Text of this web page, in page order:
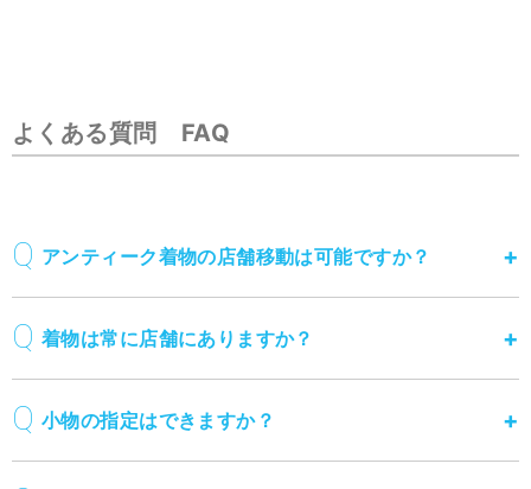
よくある質問 FAQ
アンティーク着物の店舗移動は可能ですか？
着物は常に店舗にありますか？
小物の指定はできますか？